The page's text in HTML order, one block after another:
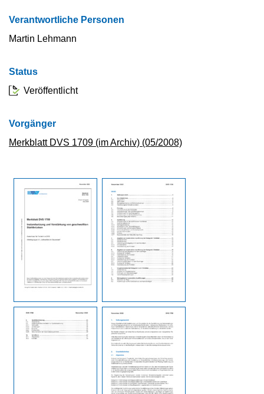
Verantwortliche Personen
Martin Lehmann
Status
Veröffentlicht
Vorgänger
Merkblatt DVS 1709 (im Archiv) (05/2008)